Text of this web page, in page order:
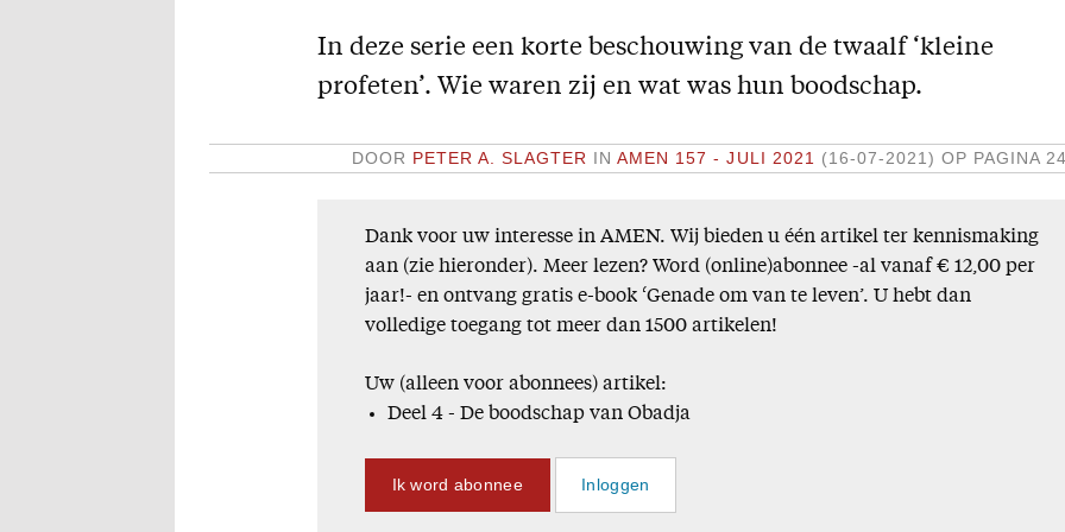
In deze serie een korte beschouwing van de twaalf ‘kleine
profeten’. Wie waren zij en wat was hun boodschap.
DOOR PETER A. SLAGTER INAMEN 157 - JULI 2021 (16-07-2021) OP PAGINA
Dank voor uw interesse in AMEN. Wij bieden u één artikel ter kennismaking
aan (zie hieronder). Meer lezen? Word (online)abonnee -al vanaf € 12,00 per
jaar!- en ontvang gratis e-book ‘Genade om van te leven’. U hebt dan
volledige toegang tot meer dan 1500 artikelen!
Uw (alleen voor abonnees) artikel:
Deel 4 - De boodschap van Obadja
Ik word abonnee Inloggen